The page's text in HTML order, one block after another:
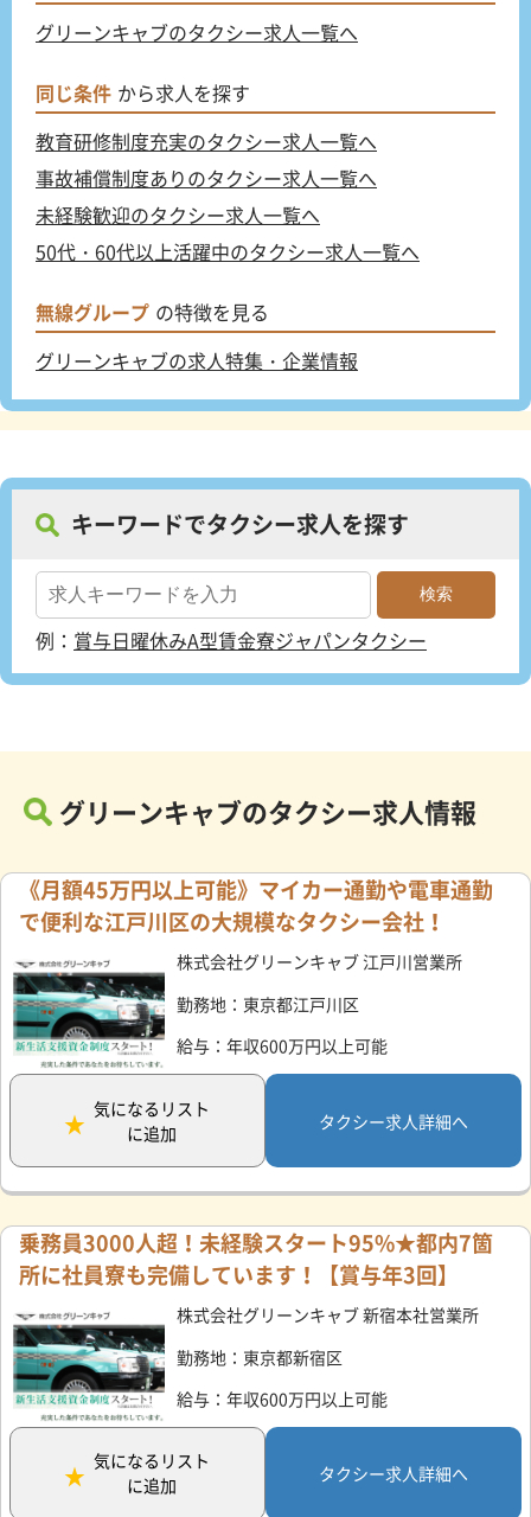
グリーンキャブのタクシー求人一覧へ
同じ条件 から求人を探す
教育研修制度充実のタクシー求人一覧へ
事故補償制度ありのタクシー求人一覧へ
未経験歓迎のタクシー求人一覧へ
50代・60代以上活躍中のタクシー求人一覧へ
無線グループ の特徴を見る
グリーンキャブの求人特集・企業情報
キーワードでタクシー求人を探す
例： 賞与日曜休みA型賃金寮ジャパンタクシー
グリーンキャブのタクシー求人情報
《月額45万円以上可能》マイカー通勤や電車通勤
で便利な江戸川区の大規模なタクシー会社！
株式会社グリーンキャブ 江戸川営業所
勤務地：東京都江戸川区
給与：年収600万円以上可能
気になるリスト
に追加
タクシー求人詳細へ
乗務員3000人超！未経験スタート95%★都内7箇
所に社員寮も完備しています！【賞与年3回】
株式会社グリーンキャブ 新宿本社営業所
勤務地：東京都新宿区
給与：年収600万円以上可能
気になるリスト
に追加
タクシー求人詳細へ